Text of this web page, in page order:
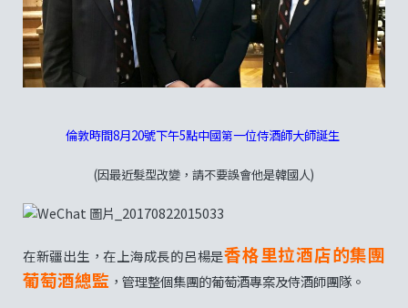
倫敦時間8月20號下午5點中國第一位侍酒師大師誕生
(因最近髮型改變，請不要誤會他是韓國人)
在新疆出生，在上海成長的呂楊是香格里拉酒店的集團
葡萄酒總監 ，管理整個集團的葡萄酒專案及侍酒師團隊。